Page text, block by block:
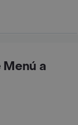
Menú a